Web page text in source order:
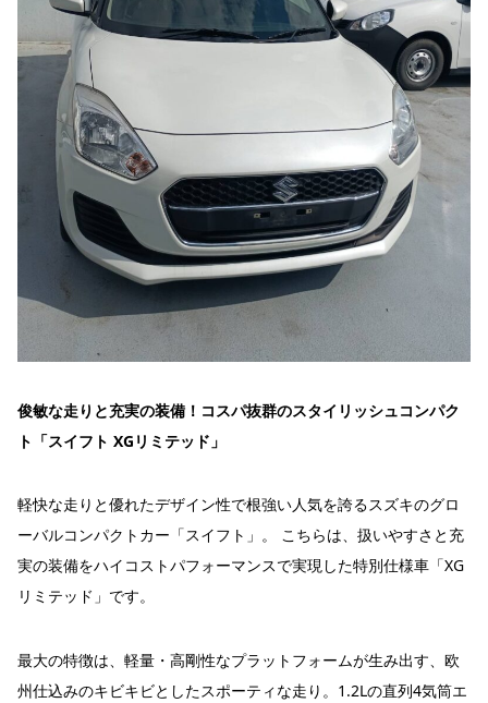
俊敏な走りと充実の装備！コスパ抜群のスタイリッシュコンパク
ト「スイフト XGリミテッド」
軽快な走りと優れたデザイン性で根強い人気を誇るスズキのグロ
ーバルコンパクトカー「スイフト」。 こちらは、扱いやすさと充
実の装備をハイコストパフォーマンスで実現した特別仕様車「XG
リミテッド」です。
最大の特徴は、軽量・高剛性なプラットフォームが生み出す、欧
州仕込みのキビキビとしたスポーティな走り。1.2Lの直列4気筒エ